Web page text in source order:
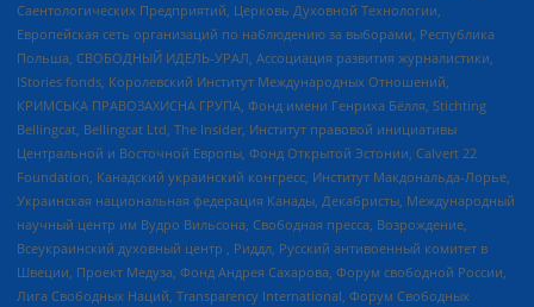
Саентологических Предприятий, Церковь Духовной Технологии,
Европейская сеть организаций по наблюдению за выборами, Республика
Польша, СВОБОДНЫЙ ИДЕЛЬ-УРАЛ, Ассоциация развития журналистики,
IStories fonds, Королевский Институт Международных Отношений,
КРИМСЬКА ПРАВОЗАХИСНА ГРУПА, Фонд имени Генриха Бёлля, Stichting
Bellingcat, Bellingcat Ltd, The Insider, Институт правовой инициативы
Центральной и Восточной Европы, Фонд Открытой Эстонии, Calvert 22
Foundation, Канадский украинский конгресс, Институт Макдональда-Лорье,
Украинская национальная федерация Канады, Декабристы, Международный
научный центр им Вудро Вильсона, Свободная пресса, Возрождение,
Всеукраинский духовный центр , Риддл, Русский антивоенный комитет в
Швеции, Проект Медуза, Фонд Андрея Сахарова, Форум свободной России,
Лига Свободных Наций, Transparеncy International, Форум Свободных